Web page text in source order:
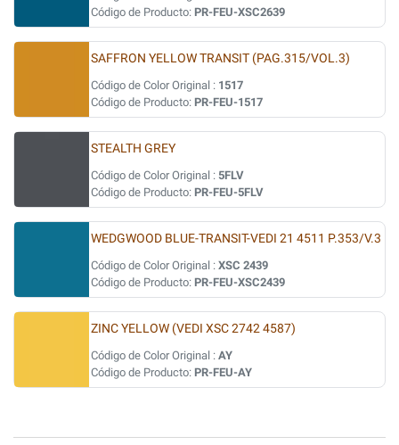
Código de Producto: PR-FEU-XSC2639
SAFFRON YELLOW TRANSIT (PAG.315/VOL.3)
Código de Color Original : 1517
Código de Producto: PR-FEU-1517
STEALTH GREY
Código de Color Original : 5FLV
Código de Producto: PR-FEU-5FLV
WEDGWOOD BLUE-TRANSIT-VEDI 21 4511 P.353/V.3
Código de Color Original : XSC 2439
Código de Producto: PR-FEU-XSC2439
ZINC YELLOW (VEDI XSC 2742 4587)
Código de Color Original : AY
Código de Producto: PR-FEU-AY